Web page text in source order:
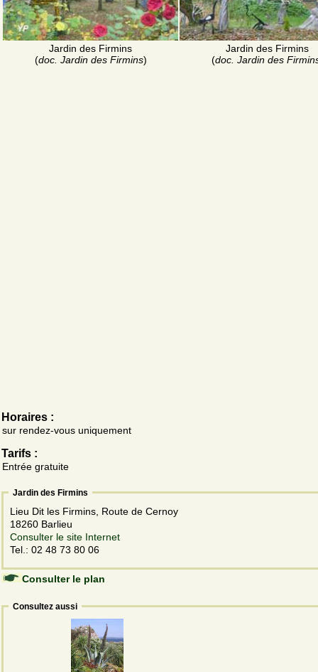
Jardin des Firmins
(doc. Jardin des Firmins)
Jardin des Firmins
(doc. Jardin des
Horaires :
sur rendez-vous uniquement
Tarifs :
Entrée gratuite
Jardin des Firmins
Lieu Dit les Firmins, Route de Cernoy
18260 Barlieu
Consulter le site Internet
Tel.: 02 48 73 80 06
Consulter le plan
Consultez aussi